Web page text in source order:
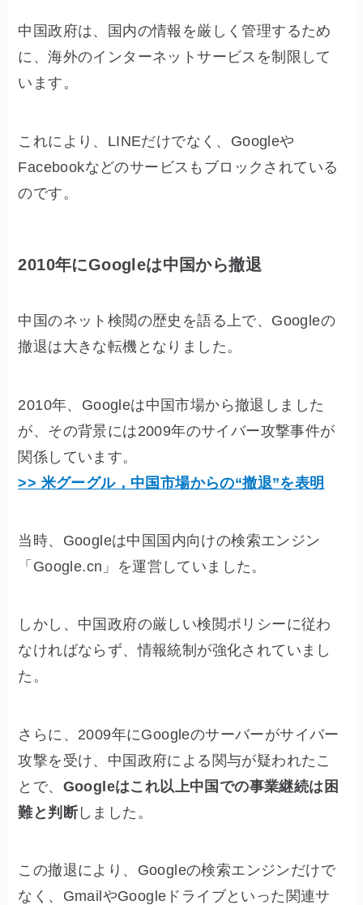
中国政府は、国内の情報を厳しく管理するため
に、海外のインターネットサービスを制限して
います。
これにより、LINEだけでなく、Googleや
Facebookなどのサービスもブロックされている
のです。
2010年にGoogleは中国から撤退
中国のネット検閲の歴史を語る上で、Googleの
撤退は大きな転機となりました。
2010年、Googleは中国市場から撤退しました
が、その背景には2009年のサイバー攻撃事件が
関係しています。
>> 米グーグル，中国市場からの“撤退”を表明
当時、Googleは中国国内向けの検索エンジン
「Google.cn」を運営していました。
しかし、中国政府の厳しい検閲ポリシーに従わ
なければならず、情報統制が強化されていまし
た。
さらに、2009年にGoogleのサーバーがサイバー
攻撃を受け、中国政府による関与が疑われたこ
とで、 Googleはこれ以上中国での事業継続は困
難と判断しました。
この撤退により、Googleの検索エンジンだけで
なく、GmailやGoogleドライブといった関連サ